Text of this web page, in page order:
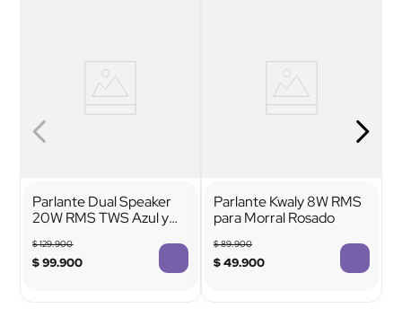
Es recargable Entradas de audio
Parlante Dual Speaker
20W RMS TWS Azul y
$129.900
$ 99.900
Parlante Kwaly 8W RMS
para Morral Rosado
$89.900
$49.900